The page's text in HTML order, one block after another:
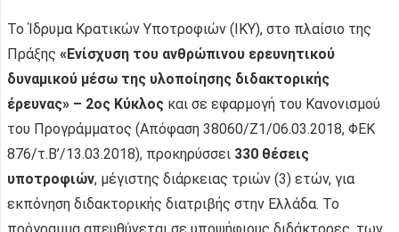
Το Ίδρυμα Κρατικών Υποτροφιών (ΙΚΥ), στο πλαίσιο της
Πράξης «Ενίσχυση του ανθρώπινου ερευνητικού
δυναμικού μέσω της υλοποίησης διδακτορικής
έρευνας» – 2ος Κύκλος και σε εφαρμογή του Κανονισμού
του Προγράμματος (Απόφαση 38060/Ζ1/06.03.2018, ΦΕΚ
876/τ.Β’/13.03.2018), προκηρύσσει 330 θέσεις
υποτροφιών, μέγιστης διάρκειας τριών (3) ετών, για
εκπόνηση διδακτορικής διατριβής στην Ελλάδα. Το
πρόγραμμα απευθύνεται σε υποψήφιους διδάκτορες, των